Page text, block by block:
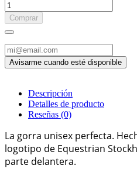
Comprar
Descripción
Detalles de producto
Reseñas (0)
La gorra unisex perfecta.
logotipo de Equestrian
parte delantera.